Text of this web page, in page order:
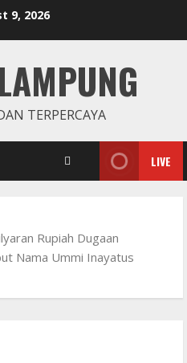
9, 2026
TERPERCAYA
LIVE
Rupiah Dugaan
Nama Ummi Inayatus